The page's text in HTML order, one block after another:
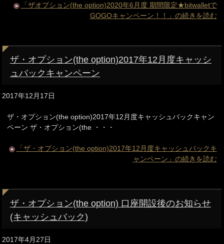
「ザオプション(the option)2020年6月度 期間限定★bitwalletで
GOGOキャンペーン！！」の続きを読む
ザ・オプション(the option)2017年12月度キャッシ
ュバックキャンペーン
2017年12月17日
ザ・オプション(the option)2017年12月度キャッシュバックキャン
ペーン ザ・オプション(the ・・・
「ザ・オプション(the option)2017年12月度キャッシュバックキ
ャンペーン」の続きを読む
ザ・オプション(the option) 口座開設後のお知らせ
(キャッシュバック)
2017年4月27日